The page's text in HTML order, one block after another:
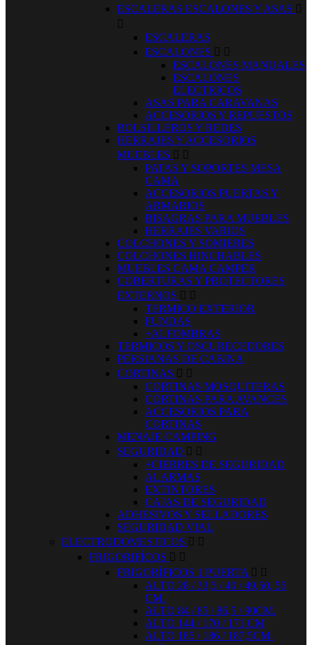
ESCALERAS ESCALONES Y ASAS 

ESCALERAS
ESCALONES  
ESCALONES MANUALES
ESCALONES
ELECTRICOS
ASAS PARA CARAVANAS
ACCESORIOS Y REPUESTOS
BOLSILLEROS Y REDES
HERRAJES Y ACCESORIOS
MUEBLES  
PATAS Y SOPORTES MESA
CAMA
ACCESORIOS PUERTAS Y
ARMARIOS
BISAGRAS PARA MUEBLES
HERRAJES VARIOS
COLCHONES Y SOMIERES
COLCHONES HINCHABLES
MUEBLES CAMA CAMPER
COBERTURAS Y PROTECTORES
EXTERNOS  
TERMICO EXTERIOR
FUNDAS
+ALFOMBRAS
TERMICOS Y OSCURECEDORES
PERSIANAS DE CABINA
CORTINAS  
CORTINAS MOSQUITERAS
CORTINAS PARA AVANCES
ACCESORIOS PARA
CORTINAS
MENAJE CAMPING
SEGURIDAD  
+CIERRES DE SEGURIDAD
ALARMAS
EXTINTORES
CAJAS DE SEGURIDAD
ADHESIVOS Y SELLADORES
SEGURIDAD VIAL
ELECTRODOMESTICOS  
FRIGORIFÍCOS  
FRIGORÍFICOS 1 PUERTA  
ALTO 28 / 33,5 / 40 / 49,50, 55
CM.
ALTO 84 / 85 / 86,5 / 90CM.
ALTO 144 / 170 / 171 CM
ALTO 185 / 186 / 187,5CM.